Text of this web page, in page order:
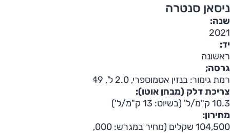
ניסאן סנטרה
שנה:
2021
יד:
ראשונה
גרסה;
רמת גימור: בנזין אטמוספרי, 2.0 ל', 149 כ"ס; 'SV'
צריכת דלק (מבחן אוטו):
10.3 ק"מ/ל' (בשיוט: 13 ק"מ/ל')
מחירון:
104,500 שקלים (מחיר במגרש: 95,000 שקלים)